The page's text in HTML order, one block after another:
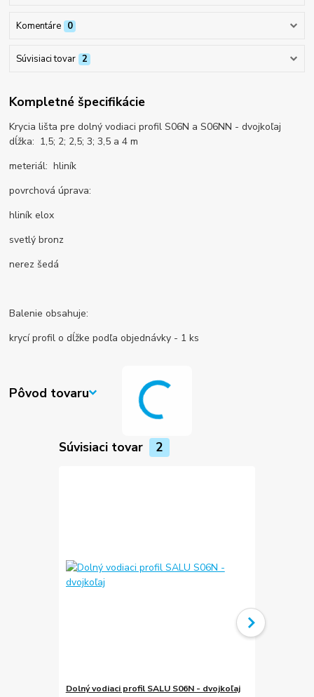
Komentáre 0
Súvisiaci tovar 2
Kompletné špecifikácie
Krycia lišta pre dolný vodiaci profil S06N a S06NN - dvojkoľaj
dĺžka: 1,5; 2; 2,5; 3; 3,5 a 4 m
meteriál: hliník
povrchová úprava:
hliník elox
svetlý bronz
nerez šedá
Balenie obsahuje:
krycí profil o dĺžke podľa objednávky - 1 ks
Pôvod tovaru
Súvisiaci tovar 2
Dolný vodiaci profil SALU S06N - dvojkoľaj